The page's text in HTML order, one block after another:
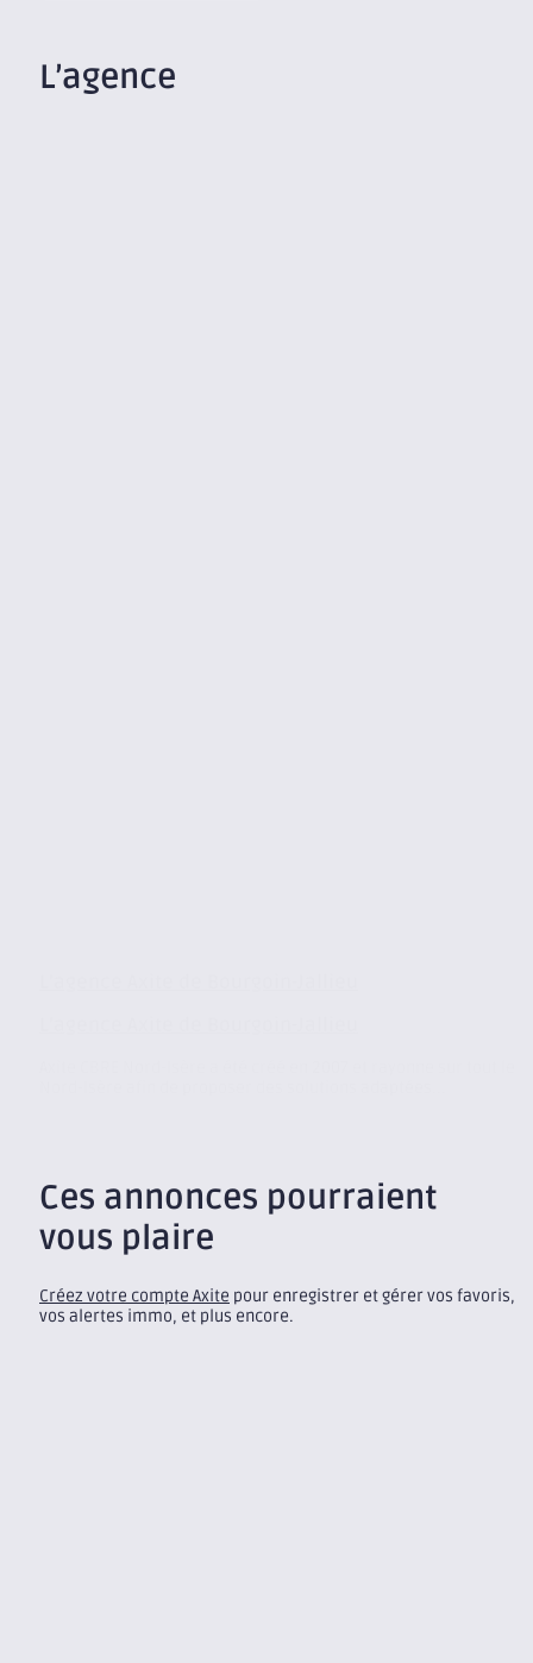
L’agence
Ces annonces pourraient
vous plaire
Créez votre compte Axite pour enregistrer et gérer vos favoris,
vos alertes immo, et plus encore.